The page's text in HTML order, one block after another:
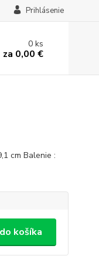
Prihlásenie
0ks
za 0,00 €
cm Balenie :
košíka